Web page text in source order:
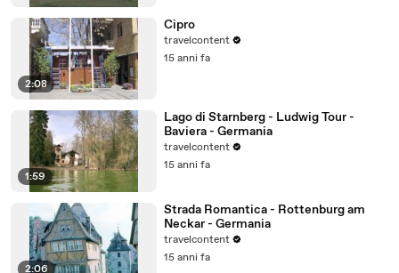
2:08
Cipro
travelcontent
15 anni fa
1:59
Lago di Starnberg - Ludwig Tour -
Baviera - Germania
travelcontent
15 anni fa
2:06
Strada Romantica - Rottenburg am
Neckar - Germania
travelcontent
15 anni fa